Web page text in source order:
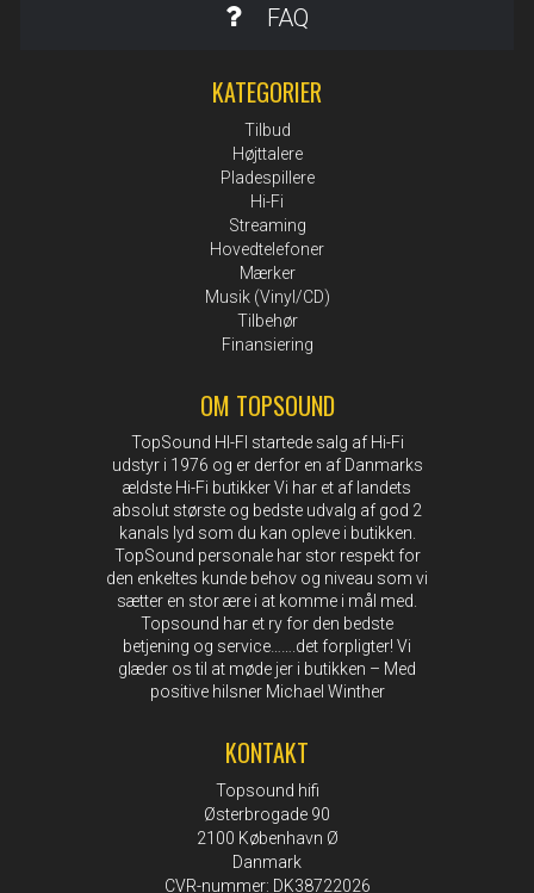
FAQ
KATEGORIER
Tilbud
Højttalere
Pladespillere
Hi-Fi
Streaming
Hovedtelefoner
Mærker
Musik (Vinyl/CD)
Tilbehør
Finansiering
OM TOPSOUND
TopSound HI-FI startede salg af Hi-Fi
udstyr i 1976 og er derfor en af Danmarks
ældste Hi-Fi butikker Vi har et af landets
absolut største og bedste udvalg af god 2
kanals lyd som du kan opleve i butikken.
TopSound personale har stor respekt for
den enkeltes kunde behov og niveau som vi
sætter en stor ære i at komme i mål med.
Topsound har et ry for den bedste
betjening og service…….det forpligter! Vi
glæder os til at møde jer i butikken – Med
positive hilsner Michael Winther
KONTAKT
Topsound hifi
Østerbrogade 90
2100 København Ø
Danmark
CVR-nummer: DK38722026